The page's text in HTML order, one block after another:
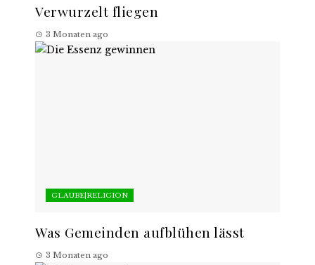
Verwurzelt fliegen
3 Monaten ago
GLAUBE|RELIGION
Was Gemeinden aufblühen lässt
3 Monaten ago